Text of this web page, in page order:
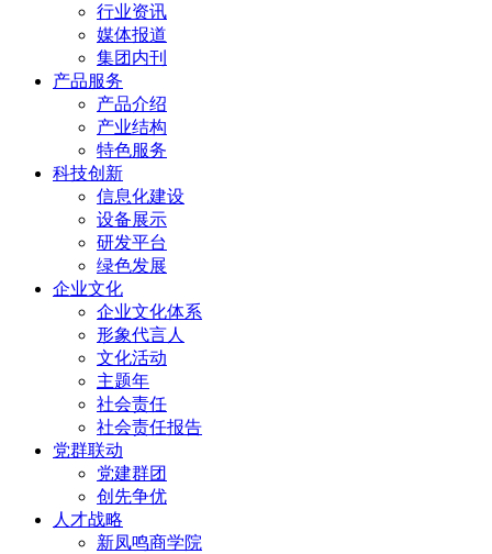
行业资讯
媒体报道
集团内刊
产品服务
产品介绍
产业结构
特色服务
科技创新
信息化建设
设备展示
研发平台
绿色发展
企业文化
企业文化体系
形象代言人
文化活动
主题年
社会责任
社会责任报告
党群联动
党建群团
创先争优
人才战略
新凤鸣商学院